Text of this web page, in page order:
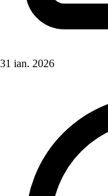
31 ian. 2026